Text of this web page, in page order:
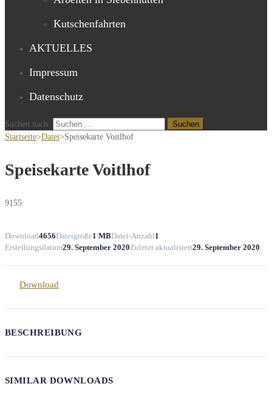
Kutschenfahrten
AKTUELLES
Impressum
Datenschutz
Suchen nach:
Startseite>Datei>Speisekarte Voitlhof
Speisekarte Voitlhof
9155
Download4656Dateigröße1 MBDatei-Anzahl1
Erstellungsdatum29. September 2020Zuletzt aktualisiert29. September 2020
Download
BESCHREIBUNG
SIMILAR DOWNLOADS